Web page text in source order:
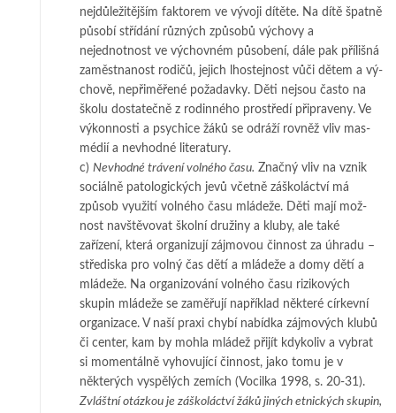
nejdůležitějším faktorem ve vývoji dítěte. Na dítě špat­ně
pů­so­bí střídání různých způsobů výchovy a
nejednotnost ve vý­chov­ném pů­so­be­ní, dále pak přílišná
zaměstnanost rodičů, jejich lhostejnost vůči dě­tem a vý­
cho­vě, ne­při­mě­ře­né požadavky. Děti nejsou často na
školu dos­ta­teč­ně z ro­di­n­né­ho pros­tředí při­pra­ve­ny. Ve
výkonnosti a psychice žáků se od­rá­ží rovněž vliv mas­
mé­dií a ne­v­hodné literatury.
c) Nevhodné trávení volného času. Značný vliv na vznik
sociálně patologických je­­vů včet­­ně záškoláctví má
způsob využití volného času mládeže. Děti mají mož­­
nost nav­­štěvovat školní družiny a kluby, ale také
zařízení, která organizují záj­­­movou čin­­nost za úhradu –
střediska pro volný čas dětí a mládeže a domy dě­­tí a
mlá­de­že. Na organizování volného času rizikových
skupin mládeže se za­­měřují např­í­klad něk­teré církevní
organizace. V naší praxi chybí nabídka záj­­mo­vých klubů
či cen­ter, kam by mohla mládež přijít kdykoliv a vybrat
si mo­­men­tálně vyhovující čin­nost, jako tomu je v
některých vyspělých zemích (Vo­­cil­ka 1998, s. 20-31).
Zvláštní otázkou je záškoláctví žáků jiných etnických skupin,